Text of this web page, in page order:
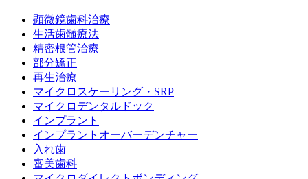
顕微鏡歯科治療
生活歯髄療法
精密根管治療
部分矯正
再生治療
マイクロスケーリング・SRP
マイクロデンタルドック
インプラント
インプラントオーバーデンチャー
入れ歯
審美歯科